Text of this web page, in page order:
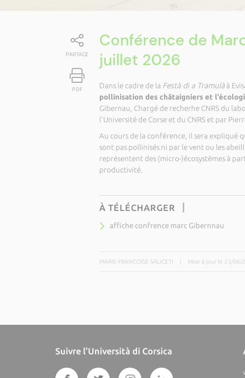
PARTAGE
PDF
Conférence de
juillet 2026
Dans le cadre de la Festà di a Tramulàà
pollinisation des châtaigniers et
Gibernau, Chargé de recherhe CNRS du
l'Université de Corse et du CNRS et par
Au cours de la conférence, il sera expliqué
sont pas pollinisés ni par le vent ou les
représentent des (micro-)écosystèmes à
productivité.
À TÉLÉCHARGER
affiche confrence marc Gibernnau
MARIE-FRANCOISE SALICETI Mise à jour le 23/06/
Suivre l'Università di Corsica